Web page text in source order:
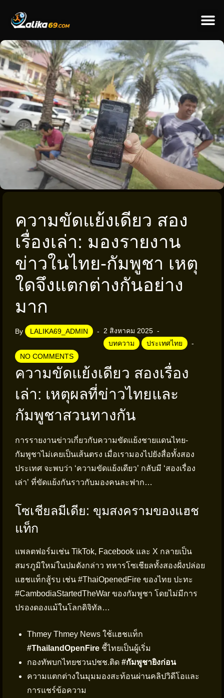
ความขัดแย้งเดียว สอง
เรื่องเล่า: มองรายงาน
ข่าวในไทย-กัมพูชา เหตุ
ใดจึงแตกต่างกันอย่าง
มาก
By LALIKA69_ADMIN
2 สิงหาคม 2025
บทความ
ประเทศไทย
NO COMMENTS
ความขัดแย้งเดียว สองเรื่อง
เล่า: เหตุผลที่ข่าวไทยและ
กัมพูชาสวนทางกัน
การรายงานข่าวเกี่ยวกับความขัดแย้งชายแดนไทย-
กัมพูชาไม่เคยเป็นเส้นตรง เมื่อเรามองไปยังสื่อทั้งสอง
ประเทศ จะพบว่า ‘ความขัดแย้งเดียว’ กลับมี ‘สองเรื่อง
เล่า’ ที่ขัดแย้งกันราวกับมองคนละฟาก…
โซเชียลมีเดีย: ขุมสงครามของแฮช
แท็ก
แพลตฟอร์มเช่น TikTok, Facebook และ X กลายเป็น
สมรภูมิใหม่ในปมดังกล่าว ทหารโซเชียลทั้งสองฝั่งปล่อย
แฮชแท็กสู้รบ เช่น #ThaiOpenedFire ของไทย ปะทะ
#CambodiaStartedTheWar ของกัมพูชา โดยไม่มีการ
ปรองดองแม้ในโลกดิจิทัล…
Thmey Thmey News ใช้แฮชแท็ก
#ThailandOpenFire ชี้ไทยเป็นผู้เริ่ม
กองทัพบกไทยชวนปชช.ติด #กัมพูชายิงก่อน
ความแตกต่างในมุมมองสะท้อนผ่านคลิปวิดีโอและ
การแชร์ข้อความ